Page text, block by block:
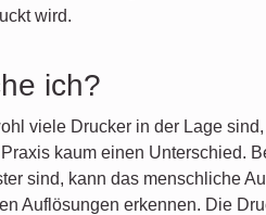
wird.
ich?
viele Drucker in der Lage
kaum einen Unterschied.
sind, kann das menschliche
Auflösungen erkennen. Die